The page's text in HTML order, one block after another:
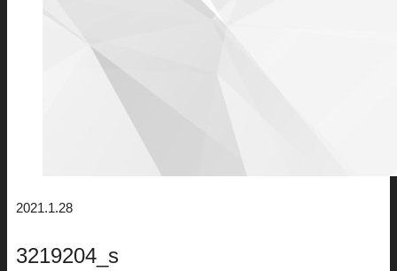
2021.1.28
3219204_s